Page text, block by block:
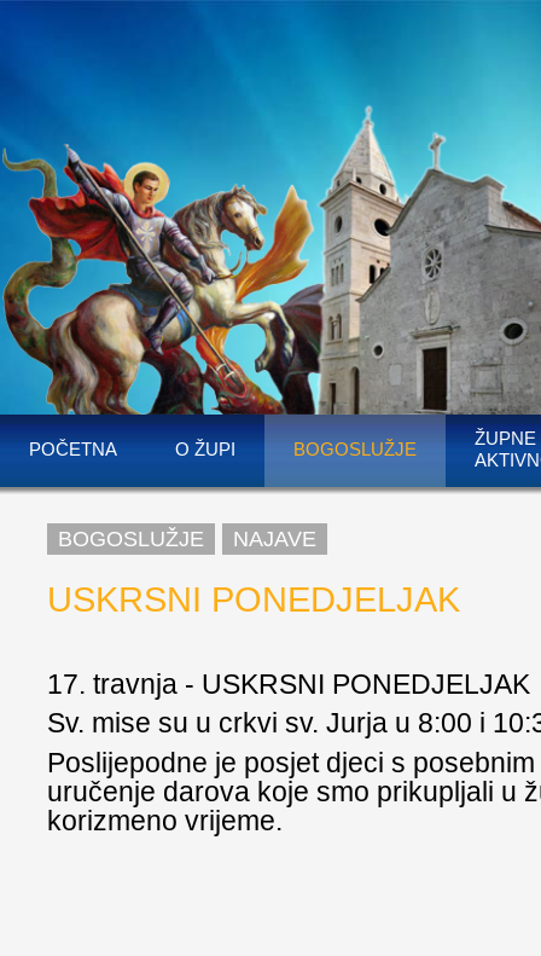
POČETNA O ŽUPI BOGOSLUŽJE
ŽUPNE
BOGOSLUŽJE NAJAVE
USKRSNI PONEDJELJAK
17. travnja - USKRSNI PONEDJELJAK
Sv. mise su u crkvi sv. Jurja u 8:00 i
Poslijepodne je posjet djeci s
uručenje darova koje smo prikupljali u
korizmeno vrijeme.